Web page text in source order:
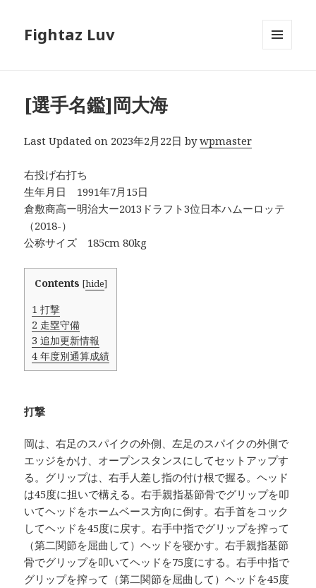
Fightaz Luv
[選手名鑑]岡大海
Last Updated on 2023年2月22日 bywpmaster
右投げ右打ち
生年月日 1991年7月15日
倉敷商高ー明治大ー2013ドラフト3位日本ハムーロッテ
（2018-）
公称サイズ 185cm 80kg
Contents [hide]
1 打撃
2 走塁守備
3 追加更新情報
4 年度別通算成績
打撃
岡は、右足のスパイクの外側、左足のスパイクの外側で
エッジをかけ、オープンスタンスにしてセットアップす
る。グリップは、右手人差し指の付け根で握る。ヘッド
は45度に担いで構える。右手親指基節骨でグリップを叩
いてヘッドをホームベース方向に倒す。右手首をコック
してヘッドを45度に戻す。右手中指でグリップを搾って
（第二関節を屈曲して）ヘッドを寝かす。右手親指基節
骨でグリップを叩いてヘッドを75度にする。右手中指で
グリップを搾って（第二関節を屈曲して）ヘッドを45度